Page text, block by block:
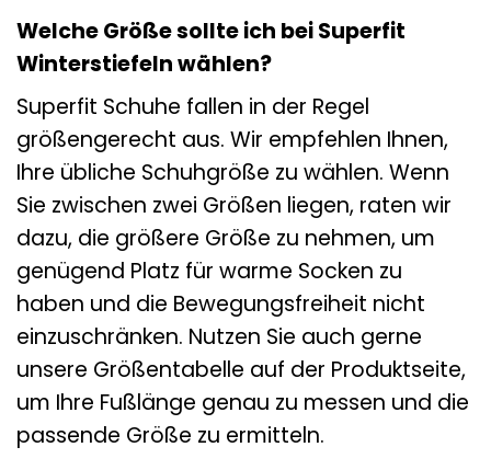
Welche Größe sollte ich bei Superfit
Winterstiefeln wählen?
Superfit Schuhe fallen in der Regel
größengerecht aus. Wir empfehlen Ihnen,
Ihre übliche Schuhgröße zu wählen. Wenn
Sie zwischen zwei Größen liegen, raten wir
dazu, die größere Größe zu nehmen, um
genügend Platz für warme Socken zu
haben und die Bewegungsfreiheit nicht
einzuschränken. Nutzen Sie auch gerne
unsere Größentabelle auf der Produktseite,
um Ihre Fußlänge genau zu messen und die
passende Größe zu ermitteln.